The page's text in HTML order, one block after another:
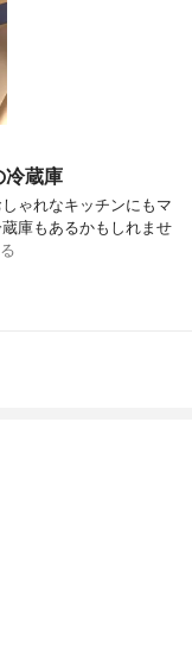
冷蔵庫
ゃれなキッチンにもマ
庫もあるかもしれませ